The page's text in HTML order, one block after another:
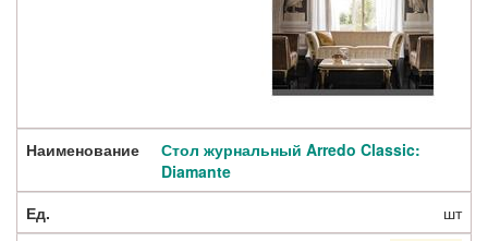
Стол журнальный Arredo Classic:
Diamante
шт